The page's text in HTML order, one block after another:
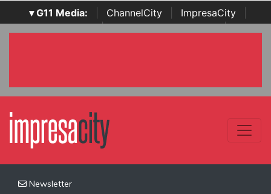
▾ G11 Media: ChannelCity ImpresaCity
SecurityOpenLab | Italian Channel Awards | Italian
Newsletter